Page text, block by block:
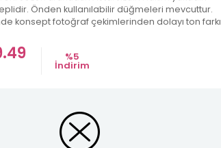
Önden kullanılabilir düğmeleri mevcuttur.
konsept fotoğraf çekimlerinden dolayı ton farkı
%5
İndirim